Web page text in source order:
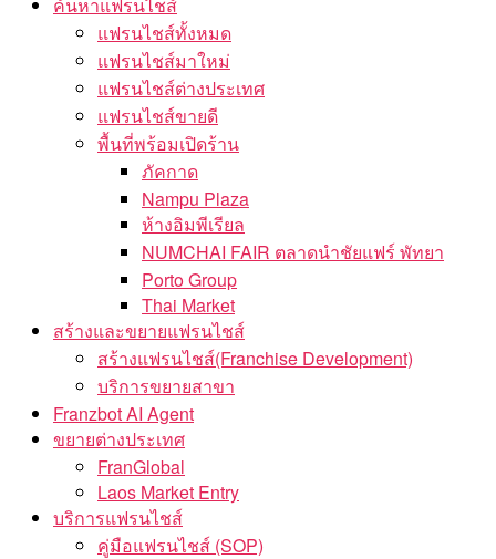
แฟรนไชส์ทั้งหมด
แฟรนไชส์มาใหม่
แฟรนไชส์ต่างประเทศ
แฟรนไชส์ขายดี
พื้นที่พร้อมเปิดร้าน
ภัคกาด
Nampu Plaza
ห้างอิมพีเรียล
NUMCHAI FAIR ตลาดนำชัยแฟร์ พัทยา
Porto Group
Thai Market
สร้างและขยายแฟรนไชส์
สร้างแฟรนไชส์(Franchise Development)
บริการขยายสาขา
Franzbot AI Agent
ขยายต่างประเทศ
FranGlobal
Laos Market Entry
บริการแฟรนไชส์
คู่มือแฟรนไชส์ (SOP)